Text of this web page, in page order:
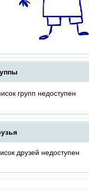
групп недоступен
друзей недоступен